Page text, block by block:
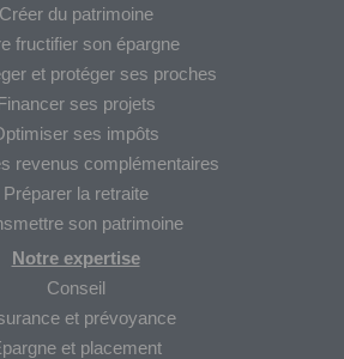
Créer du patrimoine
fructifier son épargne
et protéger ses proches
ses projets
ses impôts
revenus complémentaires
Préparer la retraite
son patrimoine
Notre expertise
Conseil
et prévoyance
et placement